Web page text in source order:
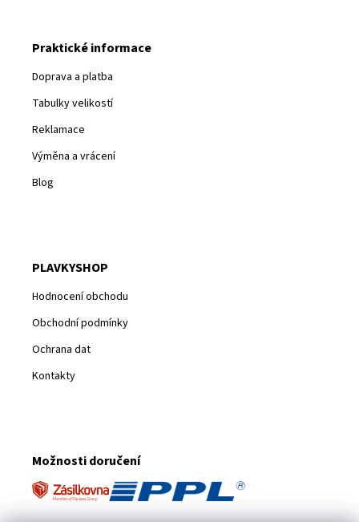
Praktické informace
Doprava a platba
Tabulky velikostí
Reklamace
Výměna a vrácení
Blog
PLAVKYSHOP
Hodnocení obchodu
Obchodní podmínky
Ochrana dat
Kontakty
Možnosti doručení